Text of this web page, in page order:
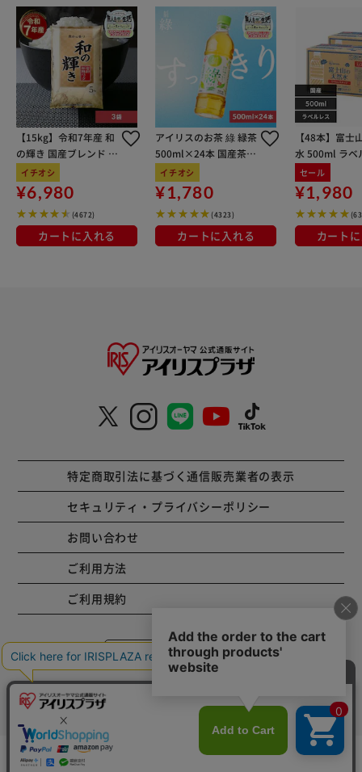
香り。 ホワイトティー＆ジャスミン…清らかなホワイトテ
ィーとほのかに甘みを感じさせるジャスミンの繊細で優しい
香り。 【商品配送について】 配送番号なしの配送になりま
す。
【15kg】令和7年産 和
の輝き 国産ブレンド 5
kg×3袋
イチオシ
¥6,980
(4672)
カートに入れる
アイリスのお茶 綠 緑茶
500ml×24本 国産茶葉
100％使用
イチオシ
¥1,780
(4323)
カートに入れる
【48本】富士
水 500ml ラベ
セール
¥1,980
カート
特定商取引法に基づく通信販売業者の表示
セキュリティ・プライバシーポリシー
お問い合わせ
ご利用方法
ご利用規約
コーポレートサイト
Copyright © 2001 IRISPLAZA. ALL Rights Reserved.